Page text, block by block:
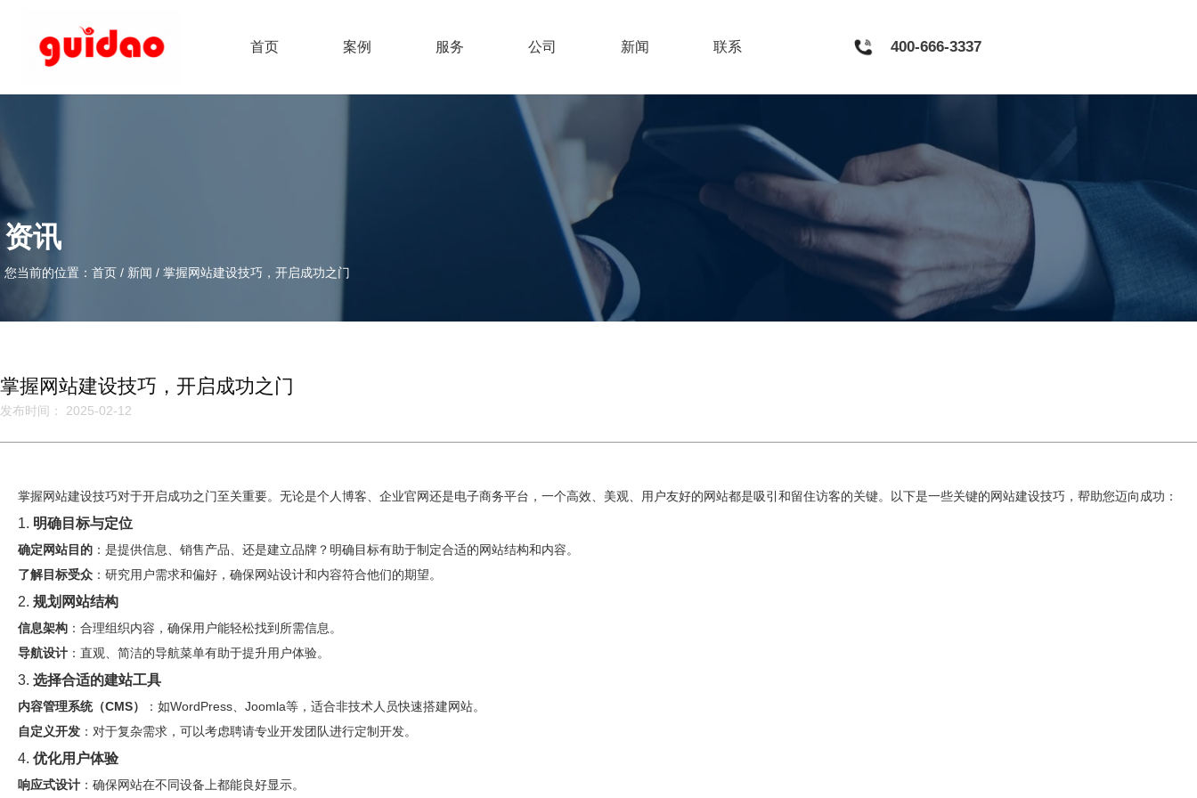
首页 案例 服务 公司 新闻 联系 400-666-3337
资讯
您当前的位置：首页 / 新闻 / 掌握网站建设技巧，开启成功之门
掌握网站建设技巧，开启成功之门
发布时间： 2025-02-12
掌握网站建设技巧对于开启成功之门至关重要。无论是个人博客、企业官网还是电子商务平台，一个高效、美观、用户友好的网站都是吸引和留住访客的关键。以下是一些关键的网站建设技巧，帮助您迈向成功：
1. 明确目标与定位
确定网站目的 ：是提供信息、销售产品、还是建立品牌？明确目标有助于制定合适的网站结构和内容。
了解目标受众 ：研究用户需求和偏好，确保网站设计和内容符合他们的期望。
2. 规划网站结构
信息架构 ：合理组织内容，确保用户能轻松找到所需信息。
导航设计 ：直观、简洁的导航菜单有助于提升用户体验。
3. 选择合适的建站工具
内容管理系统（CMS）
：如WordPress、Joomla等，适合非技术人员快速搭建网站。
自定义开发 ：对于复杂需求，可以考虑聘请专业开发团队进行定制开发。
4. 优化用户体验
响应式设计 ：确保网站在不同设备上都能良好显示。